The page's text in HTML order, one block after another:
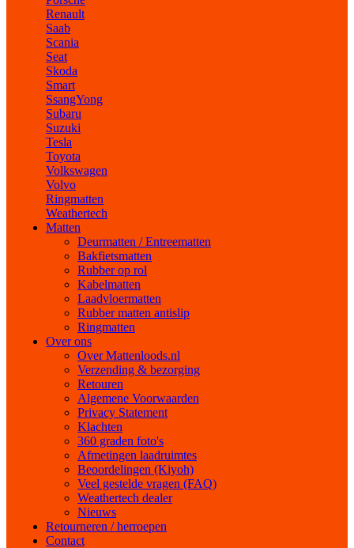
Renault
Saab
Scania
Seat
Skoda
Smart
SsangYong
Subaru
Suzuki
Tesla
Toyota
Volkswagen
Volvo
Ringmatten
Weathertech
Matten
Deurmatten / Entreematten
Bakfietsmatten
Rubber op rol
Kabelmatten
Laadvloermatten
Rubber matten antislip
Ringmatten
Over ons
Over Mattenloods.nl
Verzending & bezorging
Retouren
Algemene Voorwaarden
Privacy Statement
Klachten
360 graden foto's
Afmetingen laadruimtes
Beoordelingen (Kiyoh)
Veel gestelde vragen (FAQ)
Weathertech dealer
Nieuws
Retourneren / herroepen
Contact